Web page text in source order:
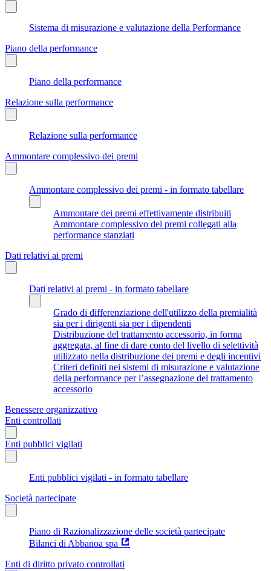
Sistema di misurazione e valutazione della Performance
Piano della performance
Piano della performance
Relazione sulla performance
Relazione sulla performance
Ammontare complessivo dei premi
Ammontare complessivo dei premi - in formato tabellare
Ammontare dei premi effettivamente distribuiti
Ammontare complessivo dei premi collegati alla
performance stanziati
Dati relativi ai premi
Dati relativi ai premi - in formato tabellare
Grado di differenziazione dell'utilizzo della premialità
sia per i dirigenti sia per i dipendenti
Distribuzione del trattamento accessorio, in forma
aggregata, al fine di dare conto del livello di selettività
utilizzato nella distribuzione dei premi e degli incentivi
Criteri definiti nei sistemi di misurazione e valutazione
della performance per l’assegnazione del trattamento
accessorio
Benessere organizzativo
Enti controllati
Enti pubblici vigilati
Enti pubblici vigilati - in formato tabellare
Società partecipate
Piano di Razionalizzazione delle società partecipate
Bilanci di Abbanoa spa
Enti di diritto privato controllati